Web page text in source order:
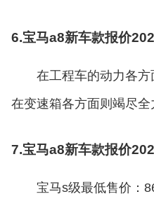
6.宝马a8新车款报价
在工程车的动力各
在变速箱各方面则竭尽
7.宝马a8新车款报价
宝马s级最低售价：